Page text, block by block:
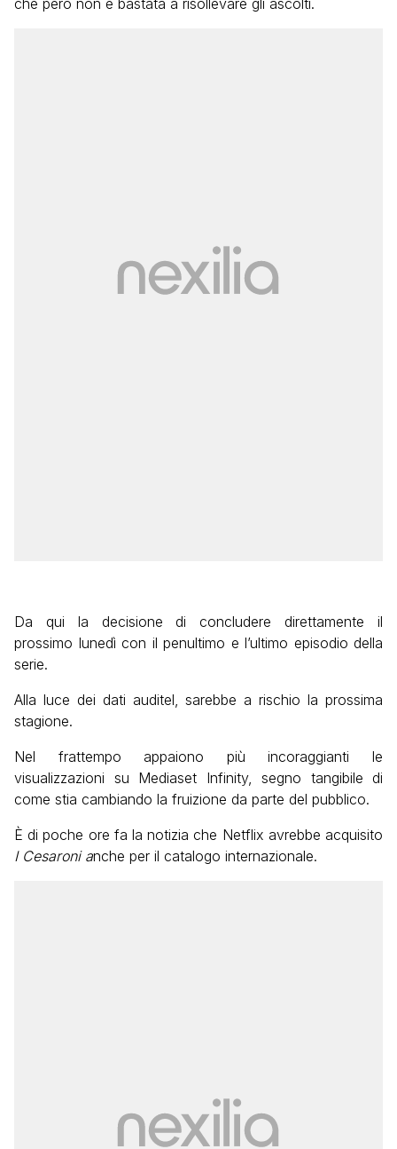
che però non è bastata a risollevare gli ascolti.
Da qui la decisione di concludere direttamente il
prossimo lunedì con il penultimo e l’ultimo episodio della
serie.
Alla luce dei dati auditel, sarebbe a rischio la prossima
stagione.
Nel frattempo appaiono più incoraggianti le
visualizzazioni su Mediaset Infinity, segno tangibile di
come stia cambiando la fruizione da parte del pubblico.
È di poche ore fa la notizia che Netflix avrebbe acquisito
I Cesaroni anche per il catalogo internazionale.